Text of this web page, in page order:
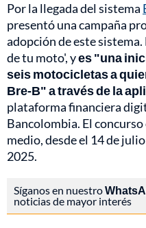
Por la llegada del sistema
presentó una campaña
adopción de este
de tu moto', yes "una
seis motocicletas a
Bre-B" a través de la
plataforma financiera
Bancolombia. El
medio, desde el 14 de
2025.
Síganos en nuestro
noticias de mayor interés